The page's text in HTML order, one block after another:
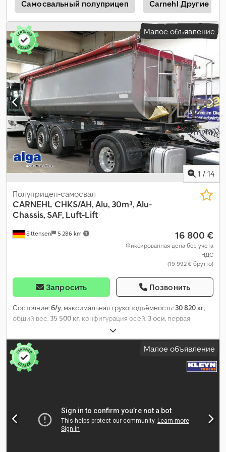
Самосвальный полуприцеп Carnehl Другие
Малое объявление
1 / 14
Sittensen 5 286 km
Полуприцеп-самосвал
CARNEHL CHKS/AH, Alu, 30m³, Alu-
Chassis, SAF, Luft-Lift
16 800 €
Фиксированная цена без учета
НДС
(19 992 € брутто)
Запросить Позвонить
Состояние:б/у, максимальная грузоподъёмность: 30 820 кг,
общий вес: 35 500 кг , конфигурация осей: 3 оси , первая
, следующая проверка (TÜV):
длина грузового отсека:7 350 мм, ширина пространства для
загрузки:
, высота грузового отсека:1 750 мм, объем
грузового пространства:
, общая
ширина:
, Оборудование:ABS,
Малое объявление